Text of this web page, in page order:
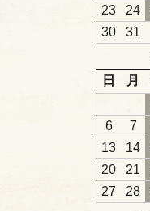
23
24
30
31
日
月
6
7
13
14
20
21
27
28